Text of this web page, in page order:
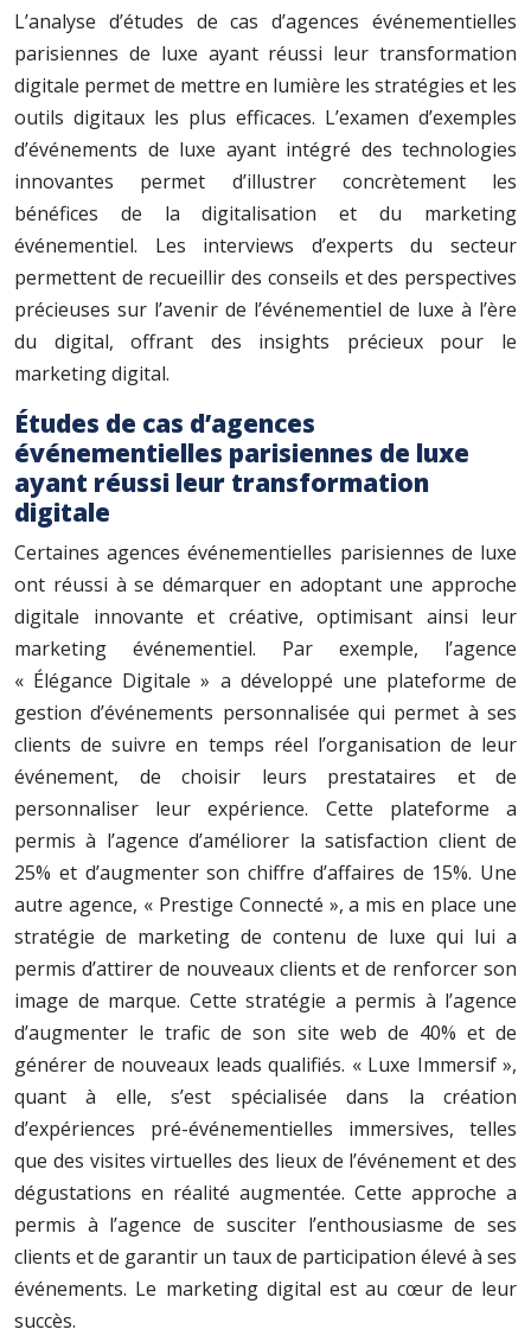
L’analyse d’études de cas d’agences événementielles
parisiennes de luxe ayant réussi leur transformation
digitale permet de mettre en lumière les stratégies et les
outils digitaux les plus efficaces. L’examen d’exemples
d’événements de luxe ayant intégré des technologies
innovantes permet d’illustrer concrètement les
bénéfices de la digitalisation et du marketing
événementiel. Les interviews d’experts du secteur
permettent de recueillir des conseils et des perspectives
précieuses sur l’avenir de l’événementiel de luxe à l’ère
du digital, offrant des insights précieux pour le
marketing digital.
Études de cas d’agences
événementielles parisiennes de luxe
ayant réussi leur transformation
digitale
Certaines agences événementielles parisiennes de luxe
ont réussi à se démarquer en adoptant une approche
digitale innovante et créative, optimisant ainsi leur
marketing événementiel. Par exemple, l’agence
« Élégance Digitale » a développé une plateforme de
gestion d’événements personnalisée qui permet à ses
clients de suivre en temps réel l’organisation de leur
événement, de choisir leurs prestataires et de
personnaliser leur expérience. Cette plateforme a
permis à l’agence d’améliorer la satisfaction client de
25% et d’augmenter son chiffre d’affaires de 15%. Une
autre agence, « Prestige Connecté », a mis en place une
stratégie de marketing de contenu de luxe qui lui a
permis d’attirer de nouveaux clients et de renforcer son
image de marque. Cette stratégie a permis à l’agence
d’augmenter le trafic de son site web de 40% et de
générer de nouveaux leads qualifiés. « Luxe Immersif »,
quant à elle, s’est spécialisée dans la création
d’expériences pré-événementielles immersives, telles
que des visites virtuelles des lieux de l’événement et des
dégustations en réalité augmentée. Cette approche a
permis à l’agence de susciter l’enthousiasme de ses
clients et de garantir un taux de participation élevé à ses
événements. Le marketing digital est au cœur de leur
succès.